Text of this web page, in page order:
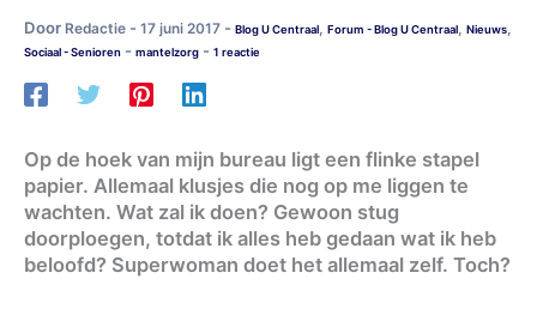
Door Redactie - 17 juni 2017 - Blog U Centraal, Forum - Blog U Centraal, Nieuws,
Sociaal - Senioren - mantelzorg - 1 reactie
Op de hoek van mijn bureau ligt een flinke stapel
papier. Allemaal klusjes die nog op me liggen te
wachten. Wat zal ik doen? Gewoon stug
doorploegen, totdat ik alles heb gedaan wat ik heb
beloofd? Superwoman doet het allemaal zelf. Toch?